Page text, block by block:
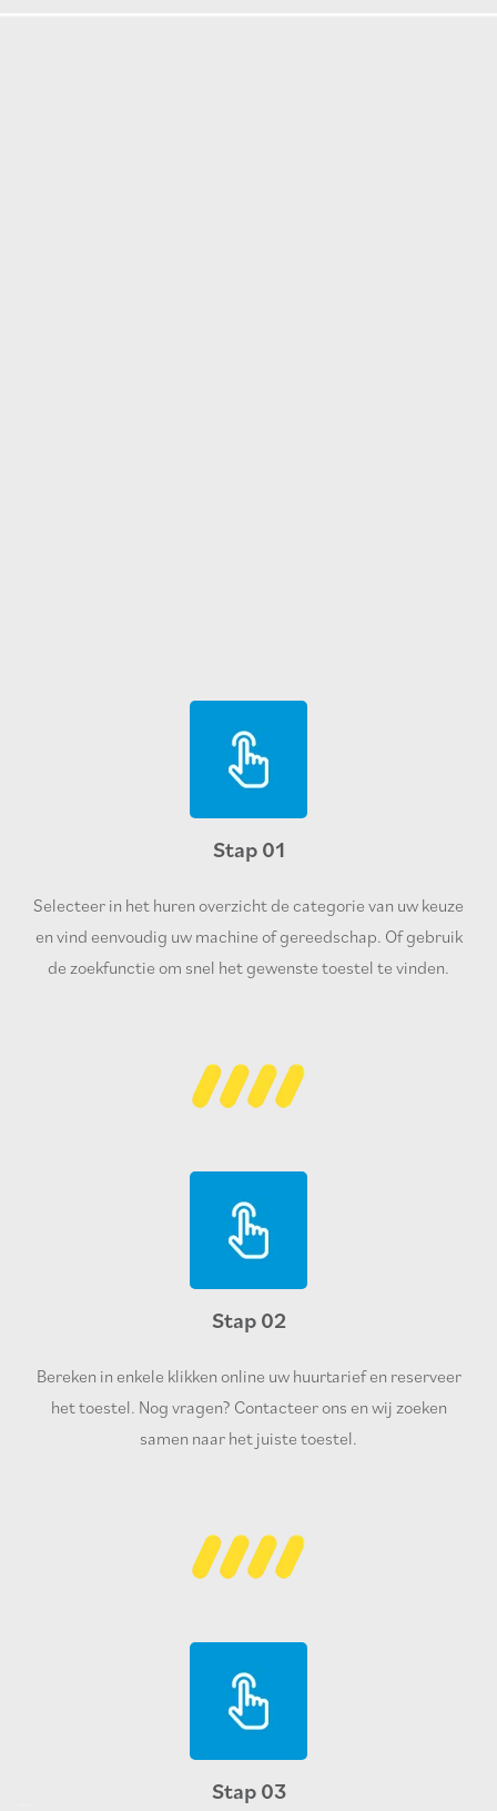
Stap 01
Selecteer in het huren overzicht de categorie van uw keuze
en vind eenvoudig uw machine of gereedschap. Of gebruik
de zoekfunctie om snel het gewenste toestel te vinden.
Stap 02
Bereken in enkele klikken online uw huurtarief en reserveer
het toestel. Nog vragen? Contacteer ons en wij zoeken
samen naar het juiste toestel.
Stap 03